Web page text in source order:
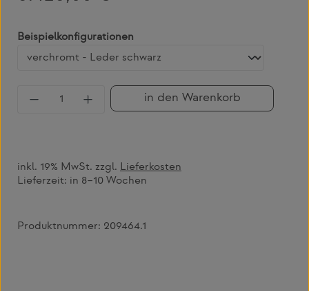
Beispielkonfigurationen
Produkt Anzahl: Gib den gewünschten
in den Warenkorb
inkl. 19% MwSt. zzgl. Lieferkosten
Lieferzeit: in 8–10 Wochen
Produktnummer: 209464.1